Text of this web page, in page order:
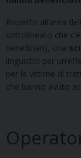
Rispetto all’area
sottolineato che
beneficiari), una
linguistici per
per le vittime di
che hanno avuto